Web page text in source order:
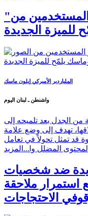
"إكس" تخطط لتحذير المستخدمين من
للميزة الجديدة
الملياردير الأميركي إيلون ماسك
واشنطن ـ لبنان اليوم
من الجدل بعد تلميحه إلى
تهدف إلى وضع علامة
قد تمثل تحولاً في تعامل
المضلل وا... المزيد
ضد شخصيات
استمرار ملاحقة
الاحتجاجات